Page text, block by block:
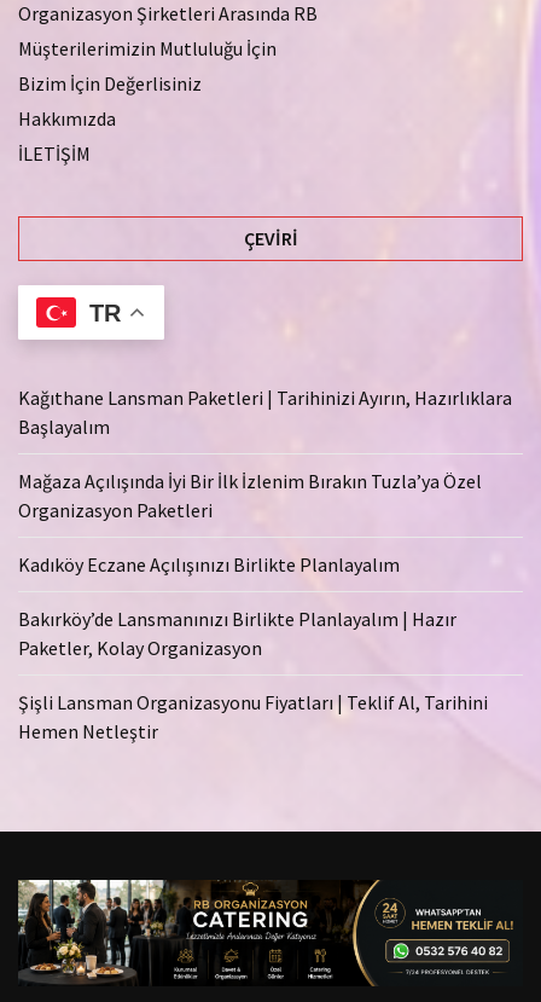
Organizasyon Şirketleri Arasında RB
Müşterilerimizin Mutluluğu İçin
Bizim İçin Değerlisiniz
Hakkımızda
İLETİŞİM
ÇEVIRI
TR
Kağıthane Lansman Paketleri | Tarihinizi Ayırın, Hazırlıklara
Başlayalım
Mağaza Açılışında İyi Bir İlk İzlenim Bırakın Tuzla’ya Özel
Organizasyon Paketleri
Kadıköy Eczane Açılışınızı Birlikte Planlayalım
Bakırköy’de Lansmanınızı Birlikte Planlayalım | Hazır
Paketler, Kolay Organizasyon
Şişli Lansman Organizasyonu Fiyatları | Teklif Al, Tarihini
Hemen Netleştir